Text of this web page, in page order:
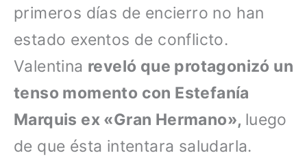
primeros días de encierro no han
estado exentos de conflicto.
Valentina reveló que protagonizó un
tenso momento con Estefanía
Marquis ex «Gran Hermano», luego
de que ésta intentara saludarla.